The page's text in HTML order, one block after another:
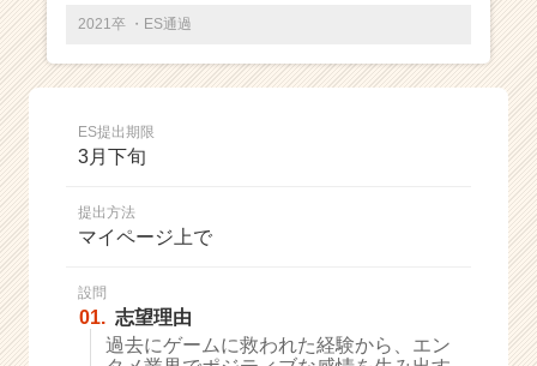
ー・
成
ス
が
2021卒 ・ES通過
ES提出期限
3月下旬
提出方法
マイページ上で
設問
01. 志望理由
過去にゲームに救われた経験から、エン